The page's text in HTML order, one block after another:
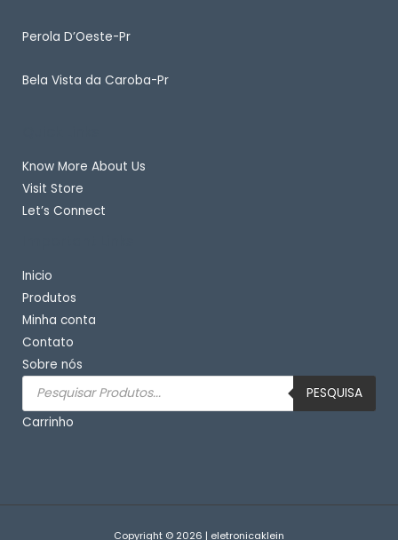
Perola D’Oeste-Pr
Bela Vista da Caroba-Pr
Know More About Us
Visit Store
Let’s Connect
Inicio
Produtos
Minha conta
Contato
Sobre nós
Pesquisar
produtos
PESQUISA
Carrinho
Copyright © 2026 | eletronicaklein